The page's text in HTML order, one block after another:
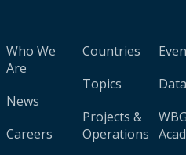
Who We
Are
News
Careers
Countries
Topics
Projects &
Operations
Data
WBG